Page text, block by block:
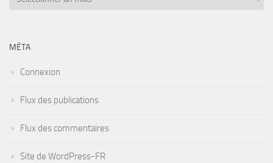
MÉTA
Connexion
Flux des publications
Flux des commentaires
Site de WordPress-FR